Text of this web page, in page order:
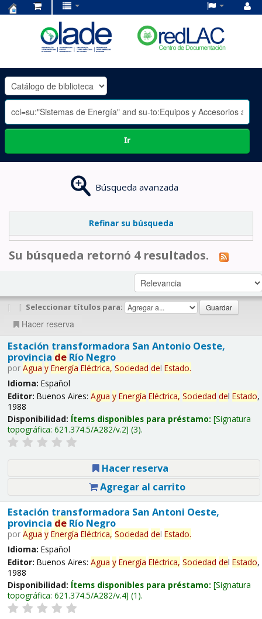
OLADE
-
Ir
Búsqueda avanzada
Refinar su búsqueda
Su búsqueda retornó 4 resultados.
| | Seleccionar títulos para:
Hacer reserva
Estación transformadora San Antonio Oeste,
provincia deRío Negro
por Agua y Energía Eléctrica, Sociedad del Estado.
Idioma: Español
Editor: Buenos Aires: Agua y Energía Eléctrica, Sociedad del Estado,
1988
Disponibilidad: Ítems disponibles para préstamo: Signatura
topográfica: 621.374.5/A282/v.2 (3).
Hacer reserva
Agregar al carrito
Estación transformadora San Antoni Oeste,
provincia deRío Negro
por Agua y Energía Eléctrica, Sociedad del Estado.
Idioma: Español
Editor: Buenos Aires: Agua y Energía Eléctrica, Sociedad del Estado,
1988
Disponibilidad: Ítems disponibles para préstamo: Signatura
topográfica: 621.374.5/A282/v.4 (1).